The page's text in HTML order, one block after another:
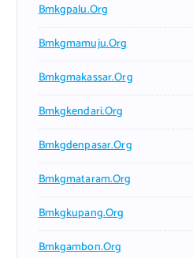
Bmkgpalu.org
Bmkgmamuju.org
Bmkgmakassar.org
Bmkgkendari.org
Bmkgdenpasar.org
Bmkgmataram.org
Bmkgkupang.org
Bmkgambon.org